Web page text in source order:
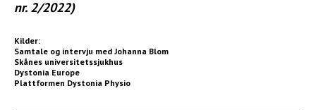
nr. 2/2022)
Kilder:
Samtale og intervju med Johanna Blom
Skånes universitetssjukhus
Dystonia Europe
Plattformen Dystonia Physio